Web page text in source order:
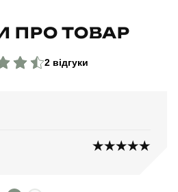
ПРО ТОВАР
2 відгуки